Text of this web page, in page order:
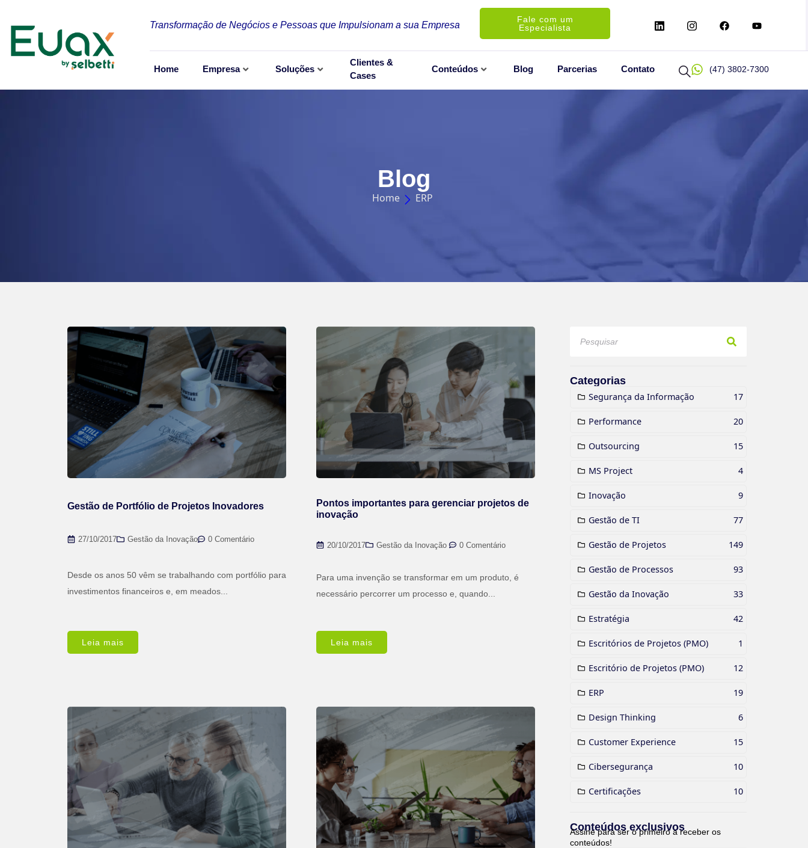
Transformação de Negócios e Pessoas que Impulsionam a sua Empresa
Fale com um
Especialista
Home Empresa Soluções
Clientes &
Cases
Conteúdos Blog Parcerias Contato (47) 3802-7300
Blog
Home ERP
Gestão de Portfólio de Projetos Inovadores
27/10/2017 Gestão da Inovação 0 Comentário
Desde os anos 50 vêm se trabalhando com portfólio para
investimentos financeiros e, em meados...
Leia mais
Pontos importantes para gerenciar projetos de
inovação
20/10/2017 Gestão da Inovação, 0 Comentário
Para uma invenção se transformar em um produto, é
necessário percorrer um processo e, quando...
Leia mais
Categorias
Segurança da Informação 17
Performance 20
Outsourcing 15
MS Project 4
Inovação 9
Gestão de TI 77
Gestão de Projetos 149
Gestão de Processos 93
Gestão da Inovação 33
Estratégia 42
Escritórios de Projetos (PMO) 1
Escritório de Projetos (PMO) 12
ERP 19
Design Thinking 6
Customer Experience 15
Cibersegurança 10
Certificações 10
Conteúdos exclusivos
Assine para ser o primeiro a receber os
conteúdos!